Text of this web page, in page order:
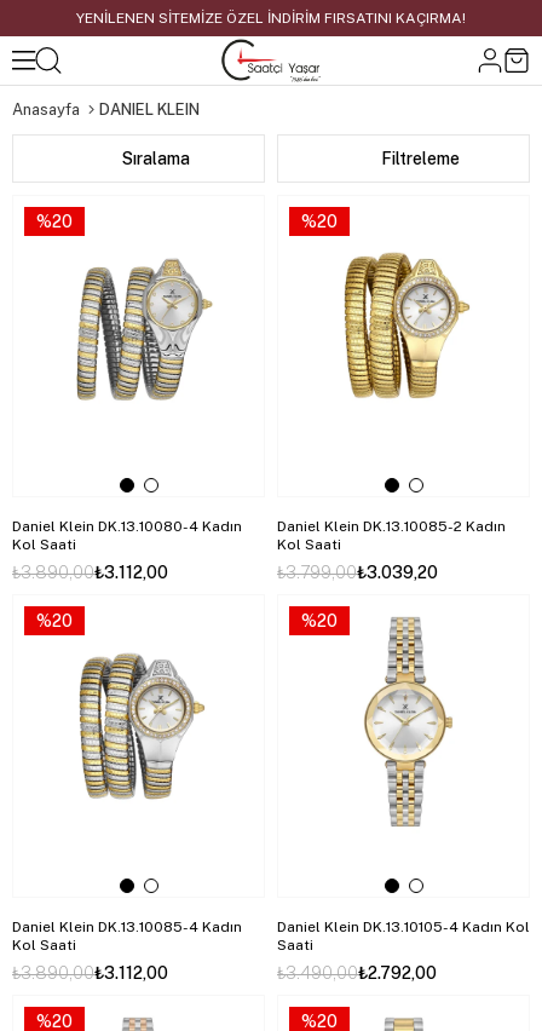
YENİLENEN SİTEMİZE ÖZEL İNDİRİM FIRSATINI KAÇIRMA!
Anasayfa DANIEL KLEIN
Filtreleme
Sıralama
Daniel Klein DK.13.10080-4 Kadın
Kol Saati
₺3.112,00
₺3.890,00
%20
Daniel Klein DK.13.10085-2 Kadın
Kol Saati
₺3.039,20
₺3.799,00
%20
Daniel Klein DK.13.10085-4 Kadın
Kol Saati
₺3.112,00
₺3.890,00
%20
Daniel Klein DK.13.10105-4 Kadın Kol
Saati
₺2.792,00
₺3.490,00
%20
%20 %20